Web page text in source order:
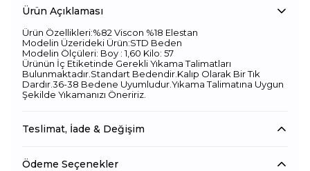
Ürün Açıklaması
Ürün Özellikleri:%82 Viscon %18 Elestan
Modelin Üzerideki Ürün:STD Beden
Modelin Ölçüleri: Boy : 1,60 Kilo: 57
Ürünün İç Etiketinde Gerekli Yıkama Talimatları
Bulunmaktadır.Standart Bedendir.Kalıp Olarak Bir Tık
Dardır.36-38 Bedene Uyumludur.Yıkama Talimatına Uygun
Şekilde Yıkamanızı Öneririz.
Teslimat, İade & Değişim
Ödeme Seçenekler